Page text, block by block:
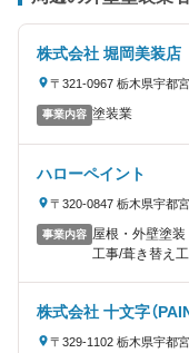
株式会社 堀岡美装店
〒321-0967 栃木県宇都
事業内容 塗装業
ハローペイント
〒320-0847 栃木県宇都
事業内容 屋根・外壁塗
工事/葺き替え
株式会社 十文字（
〒329-1102 栃木県宇都